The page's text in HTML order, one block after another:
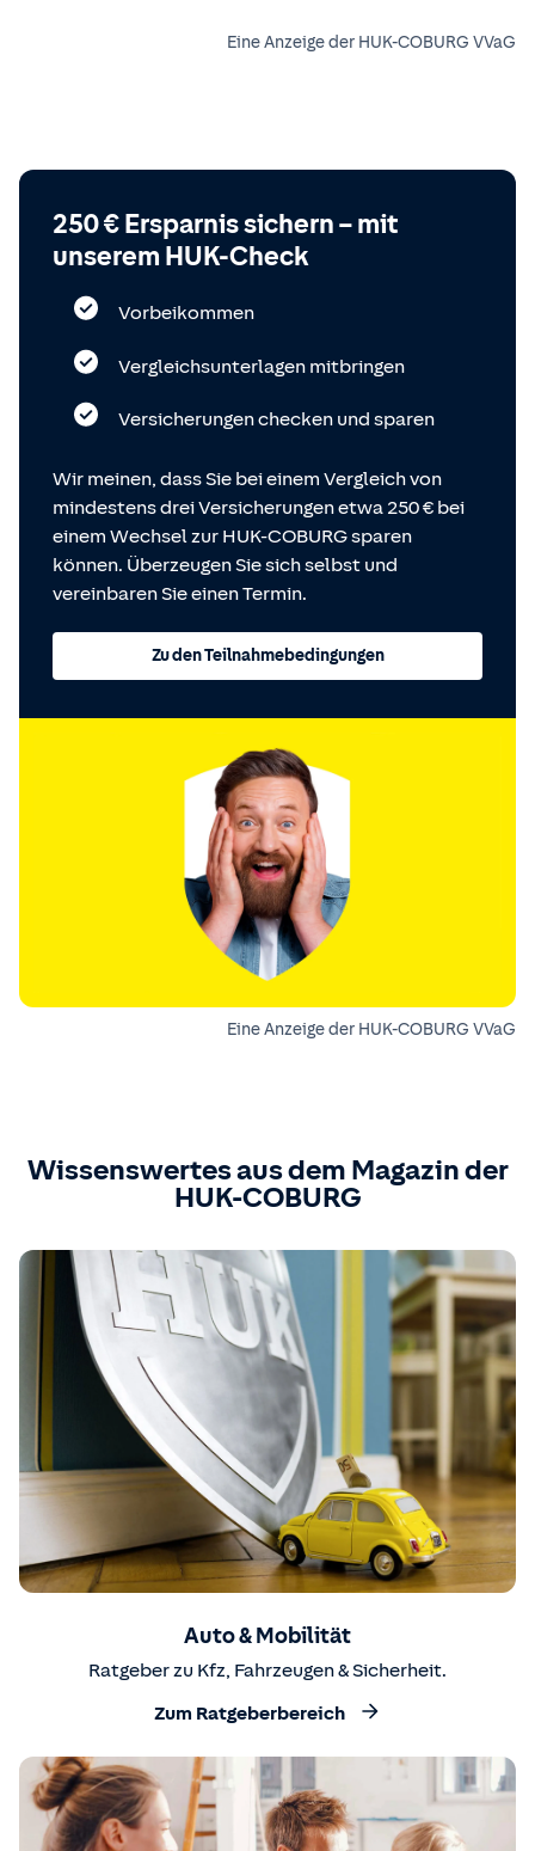
Eine Anzeige der HUK-COBURG VVaG
250 € Ersparnis sichern – mit
unserem HUK-Check
Vorbeikommen
Vergleichsunterlagen mitbringen
Versicherungen checken und sparen
Wir meinen, dass Sie bei einem Vergleich von
mindestens drei Versicherungen etwa 250 € bei
einem Wechsel zur HUK-COBURG sparen
können. Überzeugen Sie sich selbst und
vereinbaren Sie einen Termin.
Zu den Teilnahmebedingungen
Eine Anzeige der HUK-COBURG VVaG
Wissenswertes aus dem Magazin der
HUK-COBURG
Auto & Mobilität
Ratgeber zu Kfz, Fahrzeugen & Sicherheit.
Zum Ratgeberbereich